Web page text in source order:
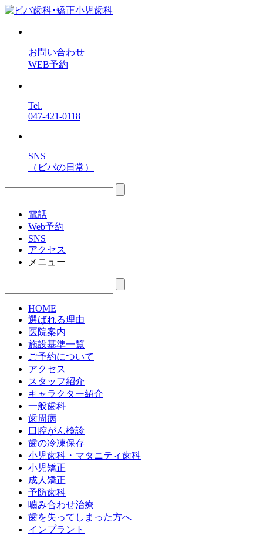
お問い合わせ
WEB予約
Tel.
047-421-0118
SNS
（ビバの日常）
電話
Web予約
SNS
アクセス
メニュー
HOME
選ばれる理由
医院案内
施設基準一覧
ご予約について
アクセス
スタッフ紹介
キャラクター紹介
一般歯科
歯周病
口腔がん検診
歯の冷凍保存
小児歯科・マタニティ歯科
小児矯正
成人矯正
予防歯科
嚙み合わせ治療
歯を失ってしまった方へ
インプラント